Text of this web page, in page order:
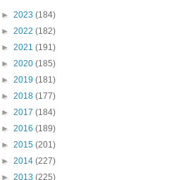
► 2023 (184)
► 2022 (182)
► 2021 (191)
► 2020 (185)
► 2019 (181)
► 2018 (177)
► 2017 (184)
► 2016 (189)
► 2015 (201)
► 2014 (227)
► 2013 (225)